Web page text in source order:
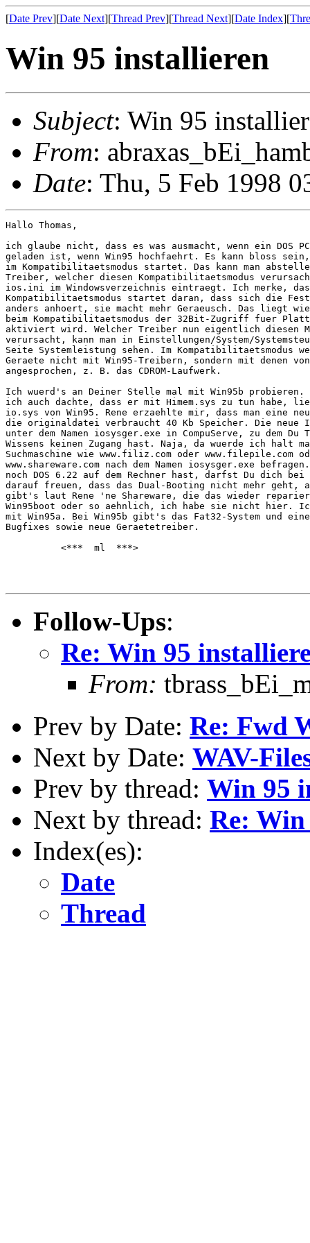
[Date Prev][Date Next][Thread Prev][Thread Next][Date Index][
Win 95 installieren
Subject: Win 95
From:
Date: Thu, 5 Feb 1998
Hallo Thomas,
ich glaube nicht, dass es was ausmacht, wenn ein DOS
geladen ist, wenn Win95 hochfaehrt. Es kann bloss sein,
im Kompatibilitaetsmodus startet. Das kann man
Treiber, welcher diesen Kompatibilitaetsmodus
ios.ini im Windowsverzeichnis eintraegt. Ich merke,
Kompatibilitaetsmodus startet daran, dass sich die
anders anhoert, sie macht mehr Geraeusch. Das liegt
beim Kompatibilitaetsmodus der 32Bit-Zugriff fuer
aktiviert wird. Welcher Treiber nun eigentlich diesen
verursacht, kann man in Einstellungen/System/
Seite Systemleistung sehen. Im Kompatibilitaetsmodus
Geraete nicht mit Win95-Treibern, sondern mit denen von
angesprochen, z. B. das CDROM-Laufwerk.
Ich wuerd's an Deiner Stelle mal mit Win95b probieren.
ich auch dachte, dass er mit Himem.sys zu tun habe,
io.sys von Win95. Rene erzaehlte mir, dass man eine
die originaldatei verbraucht 40 Kb Speicher. Die neue
unter dem Namen iosysger.exe in CompuServe, zu dem Du
Wissens keinen Zugang hast. Naja, da wuerde ich halt
Suchmaschine wie www.filiz.com oder www.filepile.com
www.shareware.com nach dem Namen iosysger.exe
noch DOS 6.22 auf dem Rechner hast, darfst Du dich bei
darauf freuen, dass das Dual-Booting nicht mehr geht,
gibt's laut Rene 'ne Shareware, die das wieder
Win95boot oder so aehnlich, ich habe sie nicht hier.
mit Win95a. Bei Win95b gibt's das Fat32-System und eine
Bugfixes sowie neue Geraetetreiber.
          <***  ml  ***>
Follow-Ups:
Re: Win 95
From:
Prev by Date: Re: Fwd
Next by Date: WAV-
Prev by thread: Win 95
Next by thread: Re:
Index(es):
Date
Thread